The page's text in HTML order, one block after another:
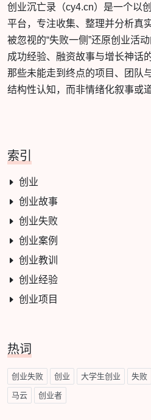
创业沉亡录（cy4.cn）是一个以
平台，专注收集、整理并分析真
被忽视的“失败一侧”还原创业活
成功经验、融资故事与增长神话
那些未能走到终点的项目、团队
结构性认知，而非情绪化叙事或
索引
创业
创业故事
创业失败
创业案例
创业教训
创业经验
创业项目
热词
创业失败 创业 大学生创业 失败
马云 创业者